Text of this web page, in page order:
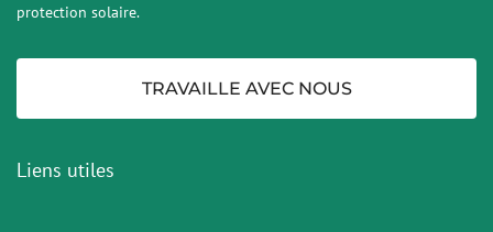
protection solaire.
TRAVAILLE AVEC NOUS
Liens utiles